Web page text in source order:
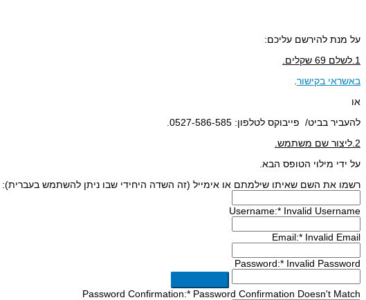
על מנת להירשם עליכם:
1.לשלם 69 שקלים.
באשראי בקישור
או
להעביר בביט/ פייבוקס לטלפון: 0527-586-585.
2.ליצור שם משתמש.
על ידי מילוי הטופס הבא.
רשמו את השם שאיתו שילמתם או אימייל (זה השדה היחידי שבו ניתן להשתמש בעברית):
Username:* Invalid Username
Email:* Invalid Email
Password:* Invalid Password
Password Confirmation:* Password Confirmation Doesn't Match